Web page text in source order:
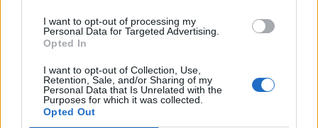
I want to opt-out of processing my
Personal Data for Targeted Advertising.
Opted In
I want to opt-out of Collection, Use,
Retention, Sale, and/or Sharing of my
Personal Data that Is Unrelated with the
Purposes for which it was collected.
Opted Out
Articolul precedent
Haos la TVR. Iuliana Tudor,
cea mai populară
Articolul următor
VIDEO. Capcana anti-Kovesi